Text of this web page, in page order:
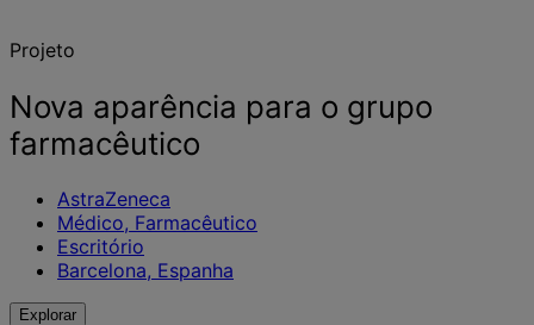
notícias
informações
Projeto
Nova aparência para o grupo
farmacêutico
AstraZeneca
Médico, Farmacêutico
Escritório
Barcelona, Espanha
Explorar